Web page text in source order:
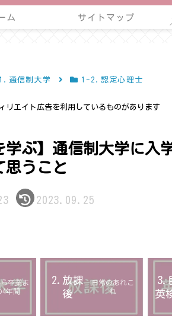
ム サイトマップ
1.通信制大学 1-2.認定心理士
リエイト広告を利用しているものがあります
学ぶ】通信制大学に入
思うこと
2023.09.25
卒業ま
4年間
2.放課
後
日常のあれこ
れ
3.
英